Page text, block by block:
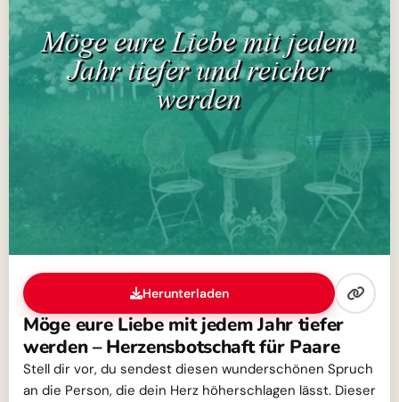
Herunterladen
Möge eure Liebe mit jedem Jahr tiefer
werden – Herzensbotschaft für Paare
Stell dir vor, du sendest diesen wunderschönen Spruch
an die Person, die dein Herz höherschlagen lässt. Dieser